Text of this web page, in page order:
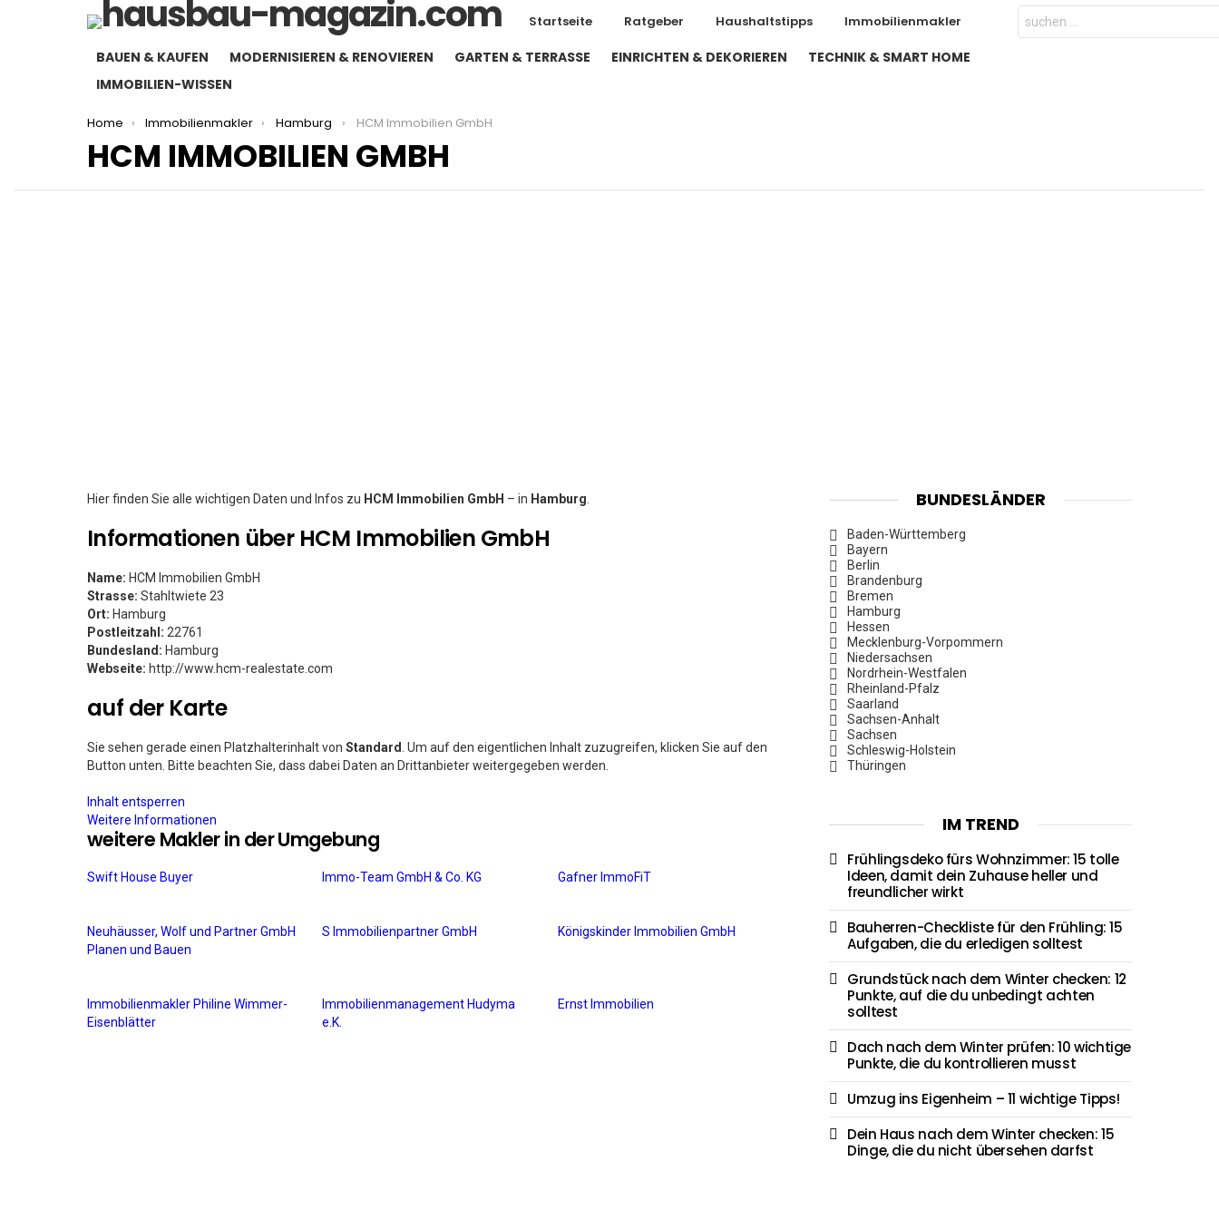
Startseite Ratgeber Haushaltstipps Immobilienmakler
Search
for:
BAUEN & KAUFEN MODERNISIEREN & RENOVIEREN GARTEN & TERRASSE EINRICHTEN & DEKORIEREN
TECHNIK & SMART HOME
IMMOBILIEN-WISSEN
You are here:
Home Immobilienmakler Hamburg HCM Immobilien GmbH
HCM IMMOBILIEN GMBH
Hier finden Sie alle wichtigen Daten und Infos zu HCM Immobilien GmbH – in Hamburg
Informationen über HCM Immobilien GmbH
Name: HCM Immobilien GmbH
Strasse: Stahltwiete 23
Ort: Hamburg
Postleitzahl: 22761
Bundesland: Hamburg
Webseite: http://www.hcm-realestate.com
auf der Karte
Sie sehen gerade einen Platzhalterinhalt von Standard . Um auf den eigentlichen Inhalt zuzugreifen, klicken Sie auf den
Button unten. Bitte beachten Sie, dass dabei Daten an Drittanbieter weitergegeben werden.
Inhalt entsperren
Weitere Informationen
weitere Makler in der Umgebung
Swift House Buyer Immo-Team GmbH & Co. KG Gafner ImmoFiT
Neuhäusser, Wolf und Partner GmbH
Planen und Bauen
S Immobilienpartner GmbH Königskinder Immobilien GmbH
Immobilienmakler Philine Wimmer-
Eisenblätter
Immobilienmanagement Hudyma
e.K.
Ernst Immobilien
BUNDESLÄNDER
Baden-Württemberg
Bayern
Berlin
Brandenburg
Bremen
Hamburg
Hessen
Mecklenburg-Vorpommern
Niedersachsen
Nordrhein-Westfalen
Rheinland-Pfalz
Saarland
Sachsen-Anhalt
Sachsen
Schleswig-Holstein
Thüringen
IM TREND
Frühlingsdeko fürs Wohnzimmer: 15 tolle
Ideen, damit dein Zuhause heller und
freundlicher wirkt
Bauherren-Checkliste für den Frühling: 15
Aufgaben, die du erledigen solltest
Grundstück nach dem Winter checken: 12
Punkte, auf die du unbedingt achten
solltest
Dach nach dem Winter prüfen: 10 wichtige
Punkte, die du kontrollieren musst
Umzug ins Eigenheim – 11 wichtige Tipps!
Dein Haus nach dem Winter checken: 15
Dinge, die du nicht übersehen darfst